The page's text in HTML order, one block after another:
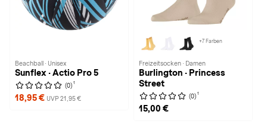
Beachball · Unisex
Sunflex · Actio Pro 5
(0) 1
18,95 € UVP 21,95 €
+7 Farben
Freizeitsocken · Damen
Burlington · Princess
Street
(0) 1
15,00 €